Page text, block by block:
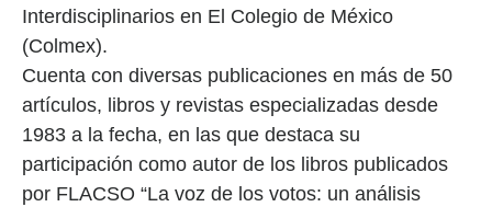
Interdisciplinarios en El Colegio de México
(Colmex).
Cuenta con diversas publicaciones en más de 50
artículos, libros y revistas especializadas desde
1983 a la fecha, en las que destaca su
participación como autor de los libros publicados
por FLACSO “La voz de los votos: un análisis